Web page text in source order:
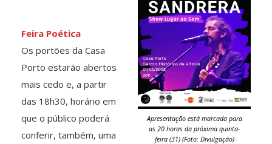
Apresentação está marcada para
as 20 horas da próxima quinta-
feira (31) (Foto: Divulgação)
Feira Poética
Os portões da Casa
Porto estarão abertos
mais cedo e, a partir
das 18h30, horário em
que o público poderá
conferir, também, uma